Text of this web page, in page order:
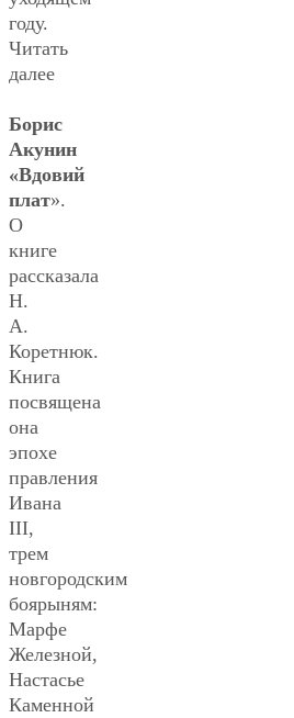
году.
Читать
далее
Борис
Акунин
«Вдовий
плат».
О
книге
рассказала
Н.
А.
Коретнюк.
Книга
посвящена
она
эпохе
правления
Ивана
III,
трем
новгородским
боярыням:
Марфе
Железной,
Настасье
Каменной